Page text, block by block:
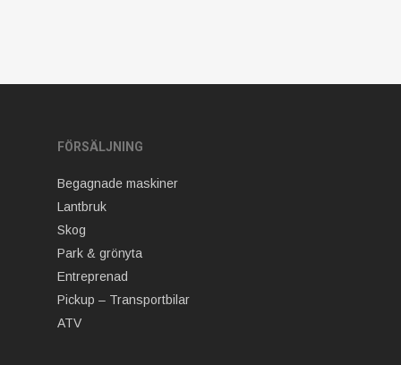
FÖRSÄLJNING
Begagnade maskiner
Lantbruk
Skog
Park & grönyta
Entreprenad
Pickup – Transportbilar
ATV